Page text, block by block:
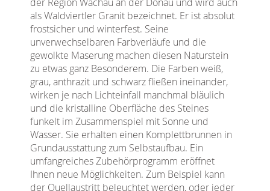
als Waldviertler Granit bezeichnet. Er ist absolut
frostsicher und winterfest. Seine
unverwechselbaren Farbverläufe und die
gewolkte Maserung machen diesen Naturstein
zu etwas ganz Besonderem. Die Farben weiß,
grau, anthrazit und schwarz fließen ineinander,
wirken je nach Lichteinfall manchmal bläulich
und die kristalline Oberfläche des Steines
funkelt im Zusammenspiel mit Sonne und
Wasser. Sie erhalten einen Komplettbrunnen in
Grundausstattung zum Selbstaufbau. Ein
umfangreiches Zubehörprogramm eröffnet
Ihnen neue Möglichkeiten. Zum Beispiel kann
der Quellaustritt beleuchtet werden, oder jeder